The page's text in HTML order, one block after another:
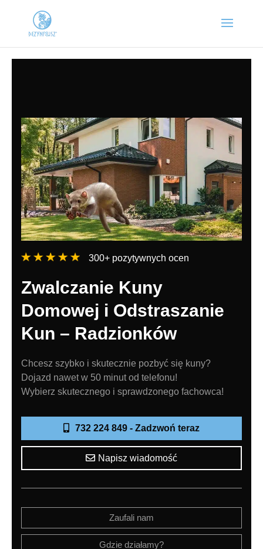
300+ pozytywnych ocen
Zwalczanie Kuny
Domowej i Odstraszanie
Kun – Radzionków
Chcesz szybko i skutecznie pozbyć się kuny?
Dojazd nawet w 50 minut od telefonu!
Wybierz skutecznego i sprawdzonego fachowca!
732 224 849 - Zadzwoń teraz
Napisz wiadomość
Zaufali nam
Gdzie działamy?